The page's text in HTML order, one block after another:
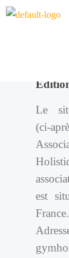
Le
(ci-
est
France.